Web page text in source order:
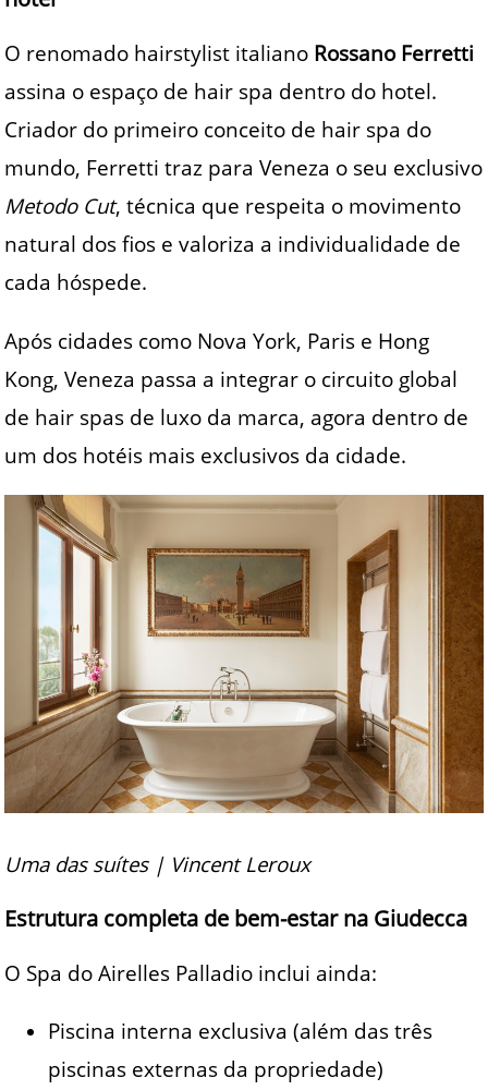
O renomado hairstylist italiano Rossano Ferretti
assina o espaço de hair spa dentro do hotel.
Criador do primeiro conceito de hair spa do
mundo, Ferretti traz para Veneza o seu exclusivo
Metodo Cut, técnica que respeita o movimento
natural dos fios e valoriza a individualidade de
cada hóspede.
Após cidades como Nova York, Paris e Hong
Kong, Veneza passa a integrar o circuito global
de hair spas de luxo da marca, agora dentro de
um dos hotéis mais exclusivos da cidade.
Uma das suítes | Vincent Leroux
Estrutura completa de bem-estar na Giudecca
O Spa do Airelles Palladio inclui ainda:
Piscina interna exclusiva (além das três
piscinas externas da propriedade)